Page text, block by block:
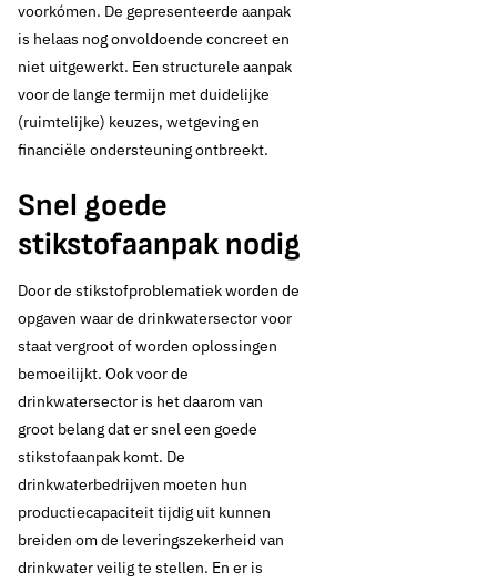
voorkómen. De gepresenteerde aanpak
is helaas nog onvoldoende concreet en
niet uitgewerkt. Een structurele aanpak
voor de lange termijn met duidelijke
(ruimtelijke) keuzes, wetgeving en
financiële ondersteuning ontbreekt.
Snel goede
stikstofaanpak nodig
Door de stikstofproblematiek worden de
opgaven waar de drinkwatersector voor
staat vergroot of worden oplossingen
bemoeilijkt. Ook voor de
drinkwatersector is het daarom van
groot belang dat er snel een goede
stikstofaanpak komt. De
drinkwaterbedrijven moeten hun
productiecapaciteit tijdig uit kunnen
breiden om de leveringszekerheid van
drinkwater veilig te stellen. En er is